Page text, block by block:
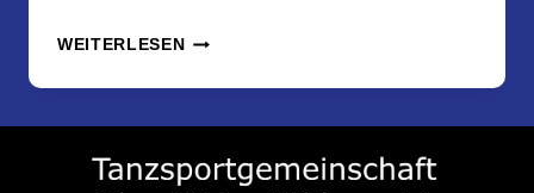
WEITERLESEN DANCE
MIT